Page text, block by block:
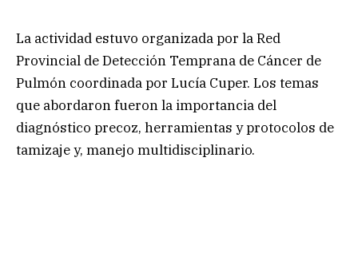
La actividad estuvo organizada por la Red
Provincial de Detección Temprana de Cáncer de
Pulmón coordinada por Lucía Cuper. Los temas
que abordaron fueron la importancia del
diagnóstico precoz, herramientas y protocolos de
tamizaje y, manejo multidisciplinario.